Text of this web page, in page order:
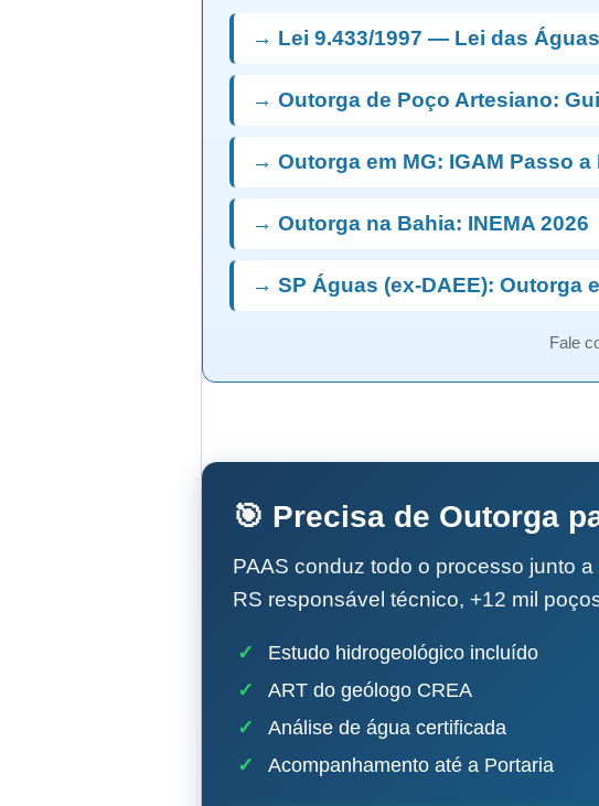
→ Lei 9.433/1997 — Lei das
→ Outorga de Poço Artesiano:
→ Outorga em MG: IGAM Passo a
→ Outorga na Bahia: INEMA 2026
→ SP Águas (ex-DAEE): Outorga
Fale
🎯 Precisa de Outorga
PAAS conduz todo o processo junto
RS responsável técnico, +12 mil
✓
Estudo hidrogeológico incluído
✓
ART do geólogo CREA
✓
Análise de água certificada
✓
Acompanhamento até a Portaria